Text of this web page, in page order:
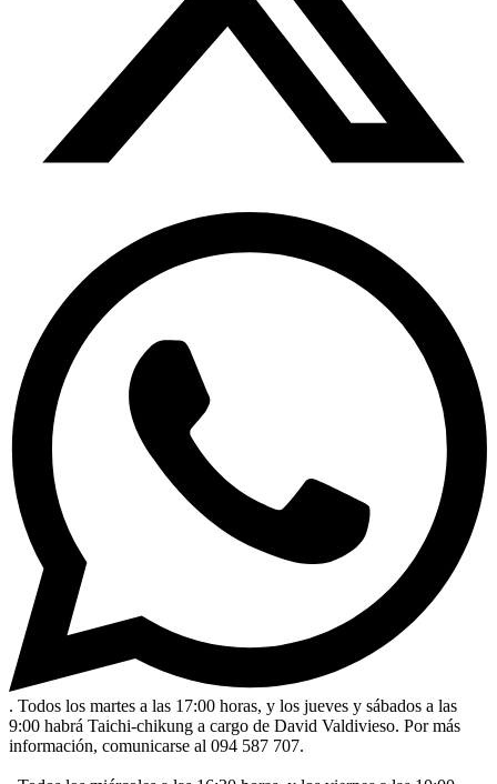
. Todos los martes a las 17:00 horas, y los jueves y sábados a las
9:00 habrá Taichi-chikung a cargo de David Valdivieso. Por más
información, comunicarse al 094 587 707.